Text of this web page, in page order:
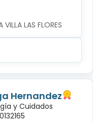
LAS FLORES
Hernandez
y Cuidados